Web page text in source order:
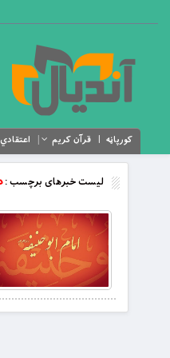
کورپاڼه قرآن کریم
لیست خبرهای برچسب :